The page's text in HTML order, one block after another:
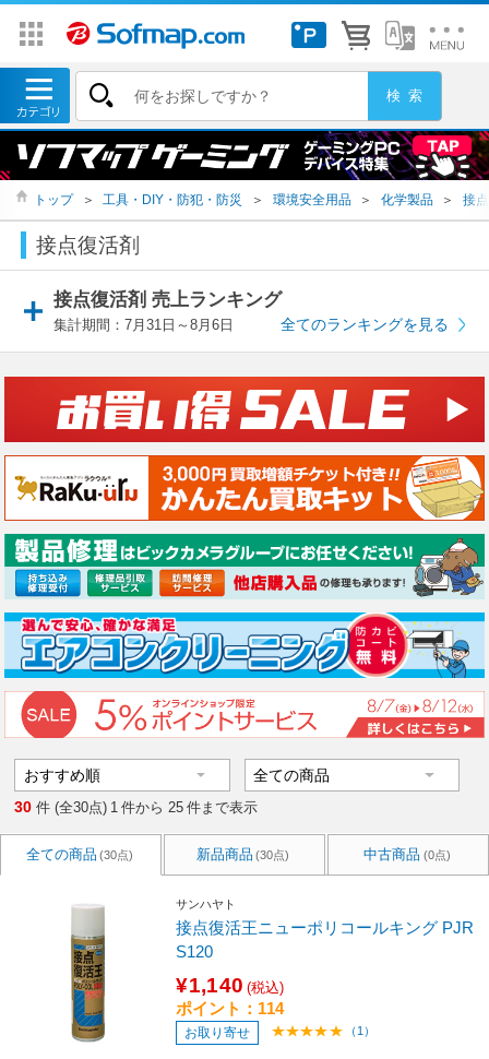
トップ ＞ 工具・DIY・防犯・防災 ＞ 環境安全用品 ＞ 化学製品 ＞ 接
接点復活剤
接点復活剤 売上ランキング
集計期間：7月31日～8月6日 全てのランキングを見る
30 件 (全30点) 1 件から 25 件まで表示
全ての商品 (30点) 新品商品 (30点) 中古商品 (0点)
サンハヤト
接点復活王ニューポリコールキング PJR
S120
¥1,140 (税込)
ポイント：114
お取り寄せ （1）